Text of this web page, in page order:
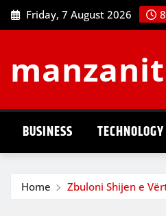
Skip
to
Friday, 7 August 2026
BUSINESS TECHNOLOGY
Home Zbuloni Shijen e